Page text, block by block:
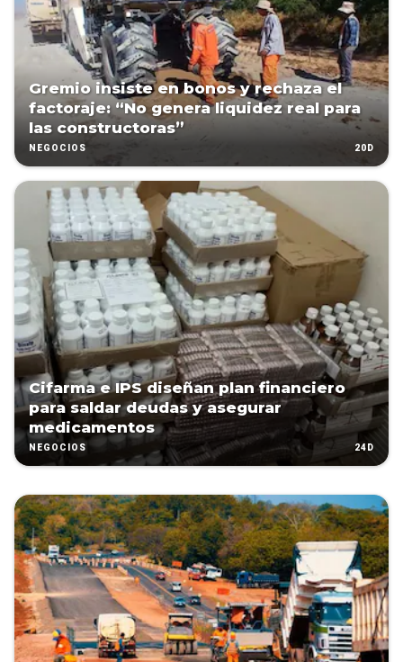
Gremio insiste en bonos y rechaza el
factoraje: “No genera liquidez real para
las constructoras”
NEGOCIOS 20D
Cifarma e IPS diseñan plan financiero
para saldar deudas y asegurar
medicamentos
NEGOCIOS 24D